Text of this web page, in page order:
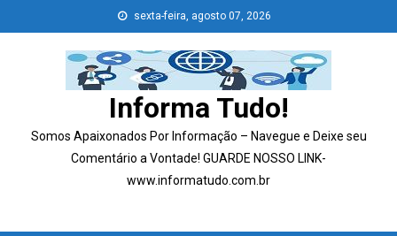
to
sexta-feira, agosto 07, 2026
Informa Tudo!
Somos Apaixonados Por Informação – Navegue e Deixe seu
Comentário a Vontade! GUARDE NOSSO LINK-
www.informatudo.com.br